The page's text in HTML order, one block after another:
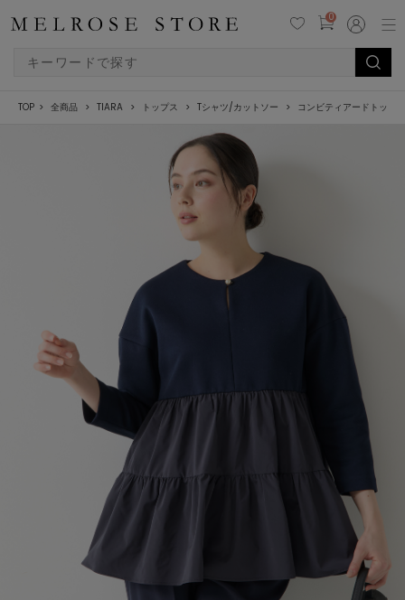
0
TOP 全商品 TIARA トップス Tシャツ/カットソー コンビティアードトップス